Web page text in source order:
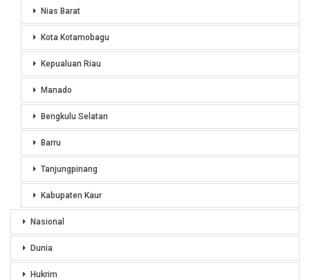
Nias Barat
Kota Kotamobagu
Kepualuan Riau
Manado
Bengkulu Selatan
Barru
Tanjungpinang
Kabupaten Kaur
Nasional
Dunia
Hukrim